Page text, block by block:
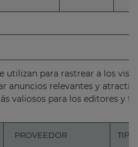
utilizan para rastrear a los
anuncios relevantes y
valiosos para los editores y
PROVEEDOR TIPO